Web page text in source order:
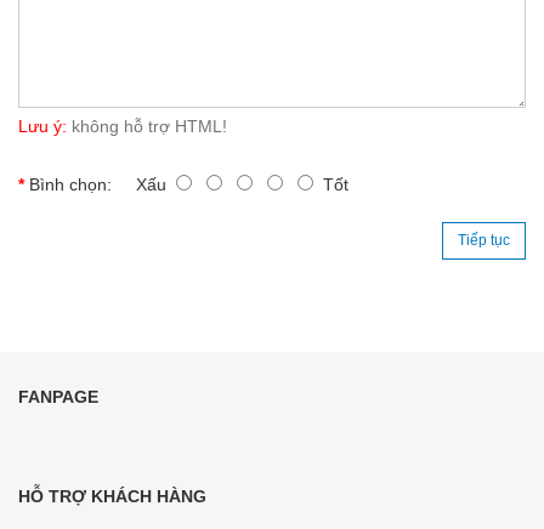
Lưu ý: không hỗ trợ HTML!
Bình chọn: Xấu Tốt
Tiếp tục
FANPAGE
HỖ TRỢ KHÁCH HÀNG